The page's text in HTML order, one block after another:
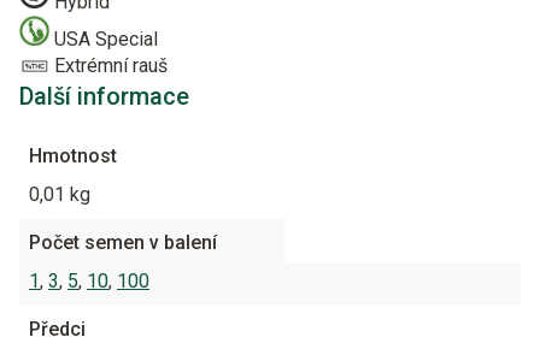
USA Special
Extrémní rauš
Další informace
Hmotnost
0,01 kg
Počet semen v balení
1, 3, 5, 10, 100
Předci